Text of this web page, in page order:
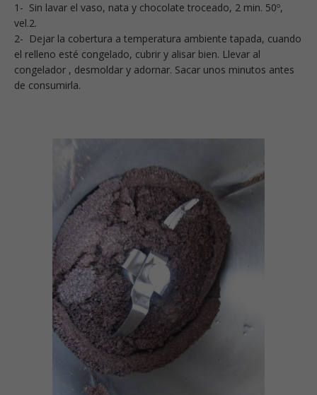
1- Sin lavar el vaso, nata y chocolate troceado, 2 min. 50º,
vel.2.
2- Dejar la cobertura a temperatura ambiente tapada, cuando
el relleno esté congelado, cubrir y alisar bien. Llevar al
congelador , desmoldar y adornar. Sacar unos minutos antes
de consumirla.